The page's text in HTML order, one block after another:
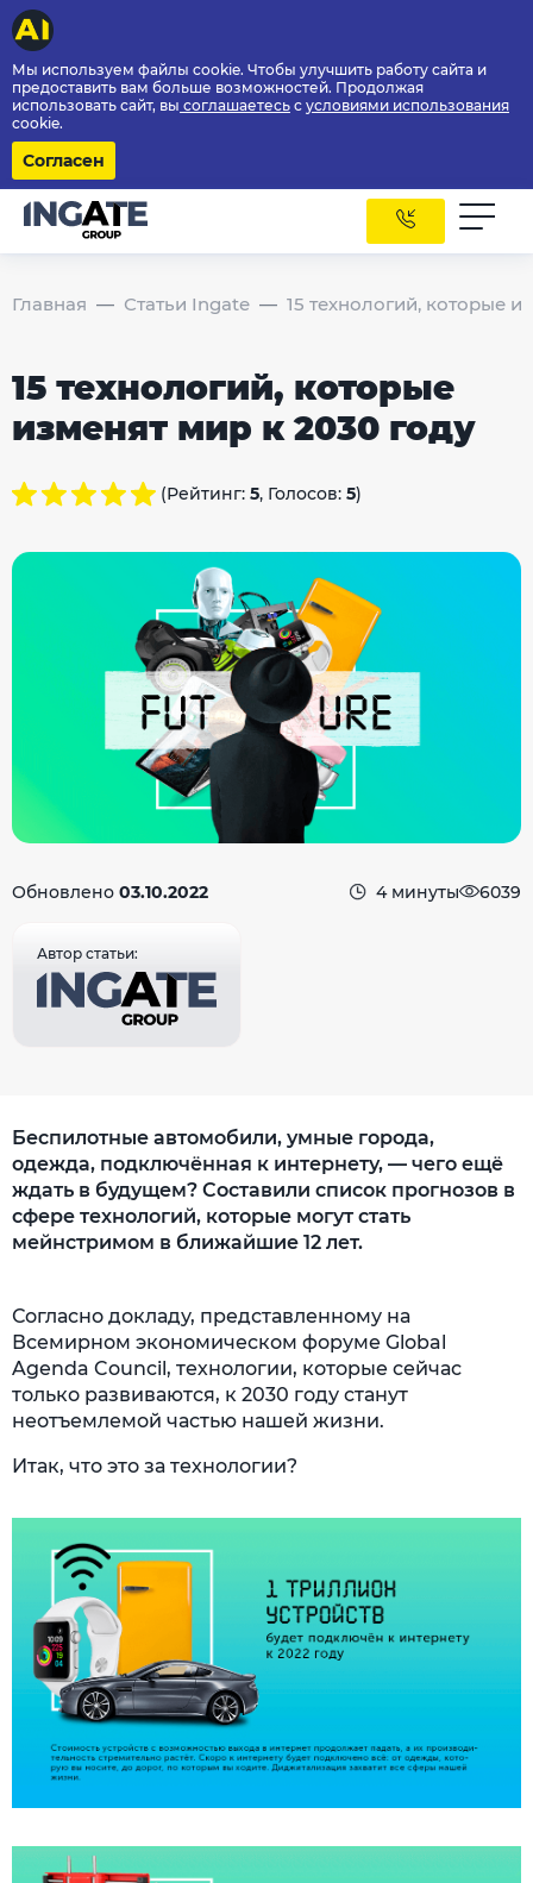
Мы используем файлы cookie. Чтобы улучшить работу сайта и
предоставить вам больше возможностей. Продолжая
использовать сайт, вы соглашаетесь с условиями использования
cookie.
Согласен
Главная Статьи Ingate 15 технологий, которые
15 технологий, которые
изменят мир к 2030 году
(Рейтинг: 5, Голосов: 5)
Обновлено 03.10.2022 4 минуты 6039
Автор статьи:
Беспилотные автомобили, умные города,
одежда, подключённая к интернету, — чего ещё
ждать в будущем? Составили список прогнозов в
сфере технологий, которые могут стать
мейнстримом в ближайшие 12 лет.
Согласно докладу, представленному на
Всемирном экономическом форуме Global
Agenda Council, технологии, которые сейчас
только развиваются, к 2030 году станут
неотъемлемой частью нашей жизни.
Итак, что это за технологии?